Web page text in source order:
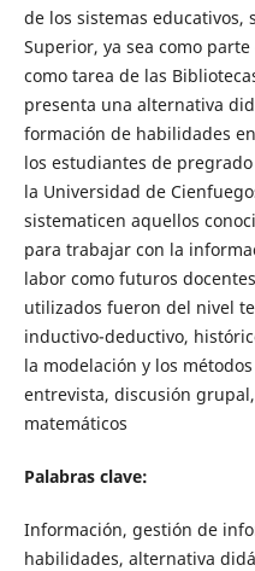
de los sistemas educativos,
Superior, ya sea como
como tarea de las
presenta una alternativa
formación de habilidades
los estudiantes de
la Universidad de
sistematicen aquellos
para trabajar con la
labor como futuros
utilizados fueron del nivel
inductivo-deductivo,
la modelación y los
entrevista, discusión
matemáticos
Palabras clave:
Información, gestión de
habilidades, alternativa